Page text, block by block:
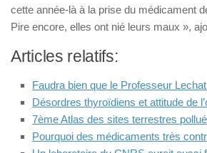
cette année-là à la prise du médicament
Pire encore, elles ont nié leurs maux »,
Articles relatifs:
Faudra bien que le Professeur
Désordres thyroïdiens et attitude de
7ème Atlas des sites terrestres
Pourquoi des médicaments très